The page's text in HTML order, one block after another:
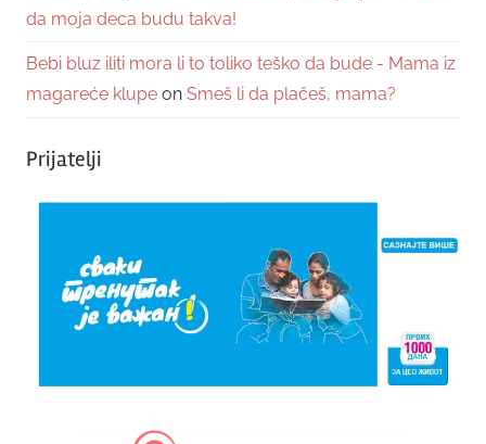
da moja deca budu takva!
Bebi bluz iliti mora li to toliko teško da bude - Mama iz
magareće klupe on Smeš li da plačeš, mama?
Prijatelji